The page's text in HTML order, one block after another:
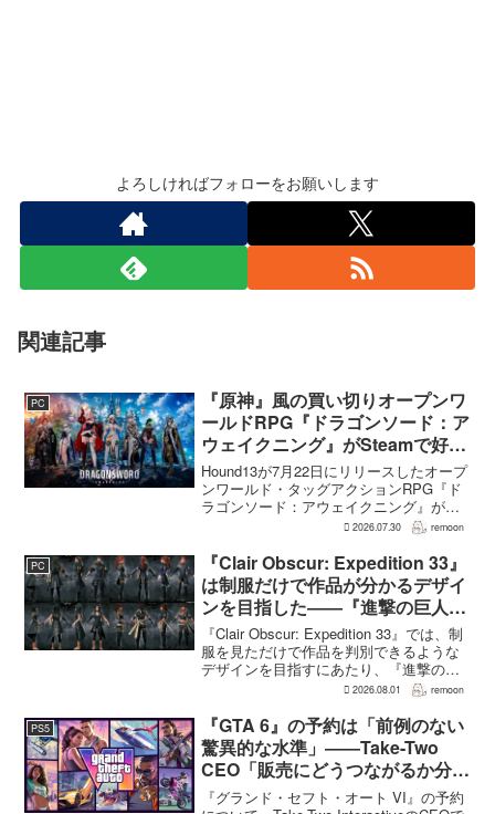
よろしければフォローをお願いします
関連記事
PC
『原神』風の買い切りオープンワ
ールドRPG『ドラゴンソード：ア
ウェイクニング』がSteamで好発
進。価格3,480円、レビュー5,000
件超で約90％好評
Hound13が7月22日にリリースしたオープ
ンワールド・タッグアクションRPG『ド
ラゴンソード：アウェイクニング』が、
Steamで好調なスタートを切った。7月30
ユーザーレビューは5,710件に達し、う...
2026.07.30 remoon
PC
『Clair Obscur: Expedition 33』
は制服だけで作品が分かるデザイ
ンを目指した――『進撃の巨人』
の制服と『BLEACH』のキャラ
造形が影響
『Clair Obscur: Expedition 33』では、制
服を見ただけで作品を判別できるような
デザインを目指すにあたり、『進撃の巨
人』を参考にしたという。あわせて、キ
ルで印象に残るデザインから...
2026.08.01 remoon
PS5
『GTA 6』の予約は「前例のない
驚異的な水準」――Take-Two
CEO「販売にどうつながるか分か
らない」
『グランド・セフト・オート VI』の予約